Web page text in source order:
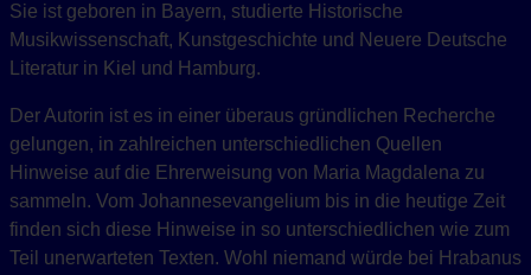
Sie ist geboren in Bayern, studierte Historische
Musikwissenschaft, Kunstgeschichte und Neuere Deutsche
Literatur in Kiel und Hamburg.
Der Autorin ist es in einer überaus gründlichen Recherche
gelungen, in zahlreichen unterschiedlichen Quellen
Hinweise auf die Ehrerweisung von Maria Magdalena zu
sammeln. Vom Johannesevangelium bis in die heutige Zeit
finden sich diese Hinweise in so unterschiedlichen wie zum
Teil unerwarteten Texten. Wohl niemand würde bei Hrabanus